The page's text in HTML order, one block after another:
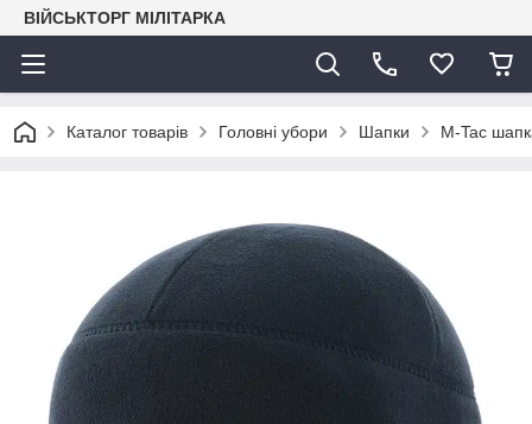
ВІЙСЬКТОРГ МІЛІТАРКА
Каталог товарів Головні убори Шапки M-Tac